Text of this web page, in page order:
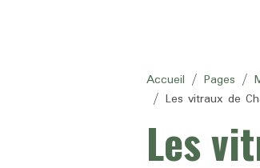
Accueil Pages
Les vitraux de
Les